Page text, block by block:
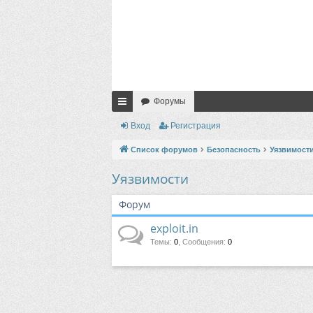
с
ы
и
Форумы
Вход Регистрация
Список форумов Безопасность
Уязвимости
Форум
exploit.in
Темы: 0 Сообщения: 0